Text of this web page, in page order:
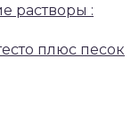
растворы :
плюс песок